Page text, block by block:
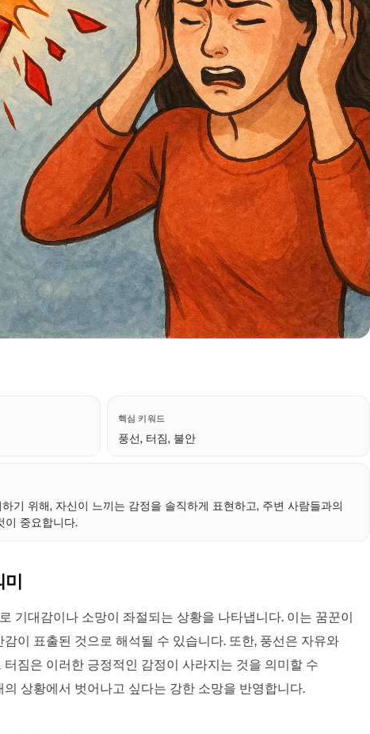
핵심 키워드
풍선, 터짐, 불안
기 위해, 자신이 느끼는 감정을 솔직하게 표현하고, 주변 사람들과의
이 중요합니다.
미
기대감이나 소망이 좌절되는 상황을 나타냅니다. 이는 꿈꾼이
이 표출된 것으로 해석될 수 있습니다. 또한, 풍선은 자유와
짐은 이러한 긍정적인 감정이 사라지는 것을 의미할 수
상황에서 벗어나고 싶다는 강한 소망을 반영합니다.